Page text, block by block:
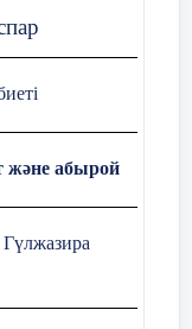
және абырой